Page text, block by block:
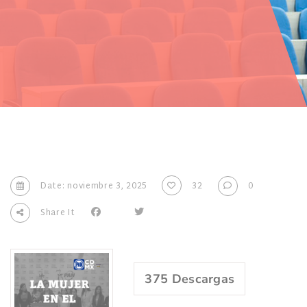
Date: noviembre 3, 2025 32
0
Share It
375 Descargas